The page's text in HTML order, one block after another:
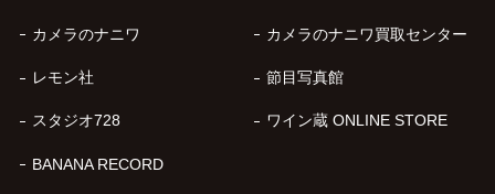
カメラのナニワ カメラのナニワ買取センター
レモン社 節目写真館
スタジオ728 ワイン蔵 ONLINE STORE
BANANA RECORD